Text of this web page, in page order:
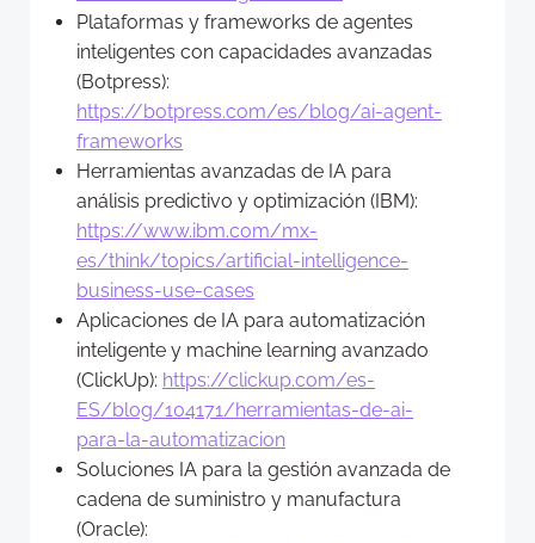
Plataformas y frameworks de agentes
inteligentes con capacidades avanzadas
(Botpress):
https://botpress.com/es/blog/ai-agent-
frameworks
Herramientas avanzadas de IA para
análisis predictivo y optimización (IBM):
https://www.ibm.com/mx-
es/think/topics/artificial-intelligence-
business-use-cases
Aplicaciones de IA para automatización
inteligente y machine learning avanzado
(ClickUp): https://clickup.com/es-
ES/blog/104171/herramientas-de-ai-
para-la-automatizacion
Soluciones IA para la gestión avanzada de
cadena de suministro y manufactura
(Oracle):